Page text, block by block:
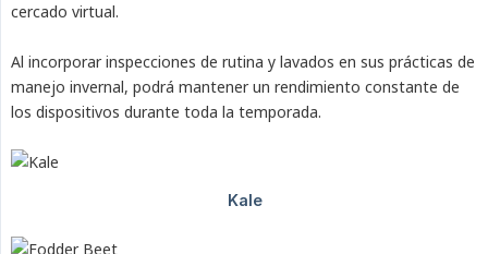
cercado virtual.
Al incorporar inspecciones de rutina y lavados en sus prácticas de
manejo invernal, podrá mantener un rendimiento constante de
los dispositivos durante toda la temporada.